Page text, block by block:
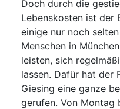
Doch durch die
Lebenskosten ist der
einige nur noch
Menschen in
leisten, sich
lassen. Dafür hat der
Giesing eine ganze
gerufen. Von